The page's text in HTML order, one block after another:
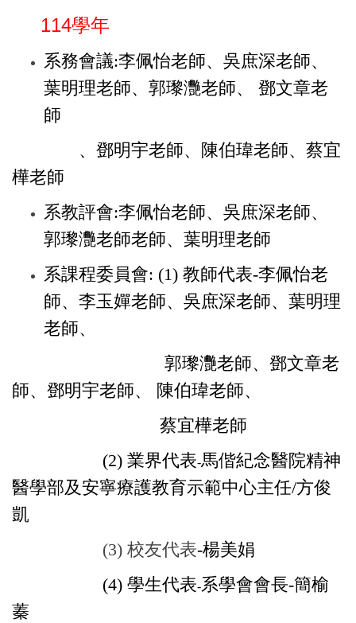
114學年
系務會議:李佩怡老師、吳庶深老師、
葉明理老師、 郭瓈灧老師、
鄧文章老
師
、鄧明宇老師、陳伯瑋老師、蔡宜
樺老師
系教評會:李佩怡老師、吳庶深老師、
郭瓈灧老師老師、 葉明理老師
系課程委員會: (1) 教師代表-李佩怡老
師、李玉嬋老師、吳庶深老師、 葉明理
老師、
郭瓈灧老師、鄧文章老
師、鄧明宇老師、
陳伯瑋老師、
蔡宜樺老師
(2) 業界代表-馬偕紀念醫院精神
醫學部及安寧療護教育示範中心主任/方俊
凱
(3) 校友代表-楊美娟
(4) 學生代表-系學會會長-簡榆
蓁